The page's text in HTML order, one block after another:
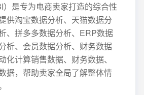
）是专为电商卖家打造的综合性
供淘宝数据分析、天猫数据分
、拼多多数据分析、ERP数据
析、会员数据分析、财务数据
化计算销售数据、财务数据、
据，帮助卖家全局了解整体情